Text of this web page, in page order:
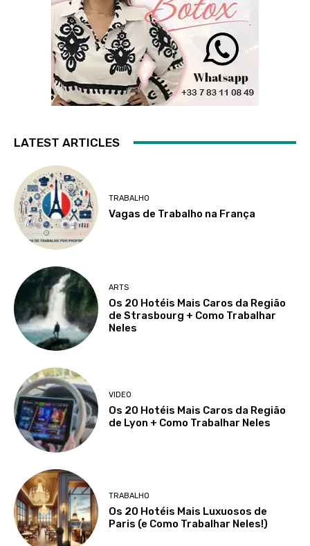
LATEST ARTICLES
TRABALHO
Vagas de Trabalho na França
ARTS
Os 20 Hotéis Mais Caros da Região
de Strasbourg + Como Trabalhar
Neles
VIDEO
Os 20 Hotéis Mais Caros da Região
de Lyon + Como Trabalhar Neles
TRABALHO
Os 20 Hotéis Mais Luxuosos de
Paris (e Como Trabalhar Neles!)